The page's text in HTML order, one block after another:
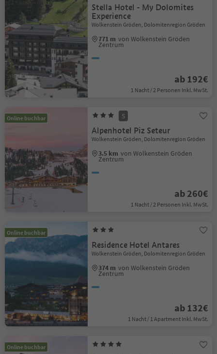
Stella Hotel - My Dolomites
Experience
Wolkenstein Gröden, Dolomitenregion Gröden
771 m von Wolkenstein Gröden
Zentrum
ab 192€
1 Nacht / 2 Personen Inkl. MwSt.
Online buchbar S
Alpenhotel Piz Seteur
Wolkenstein Gröden, Dolomitenregion Gröden
3.5 km von Wolkenstein Gröden
Zentrum
ab 260€
1 Nacht / 2 Personen Inkl. MwSt.
Online buchbar
Residence Hotel Antares
Wolkenstein Gröden, Dolomitenregion Gröden
374 m von Wolkenstein Gröden
Zentrum
ab 132€
1 Nacht / 1 Apartment Inkl. MwSt.
Online buchbar